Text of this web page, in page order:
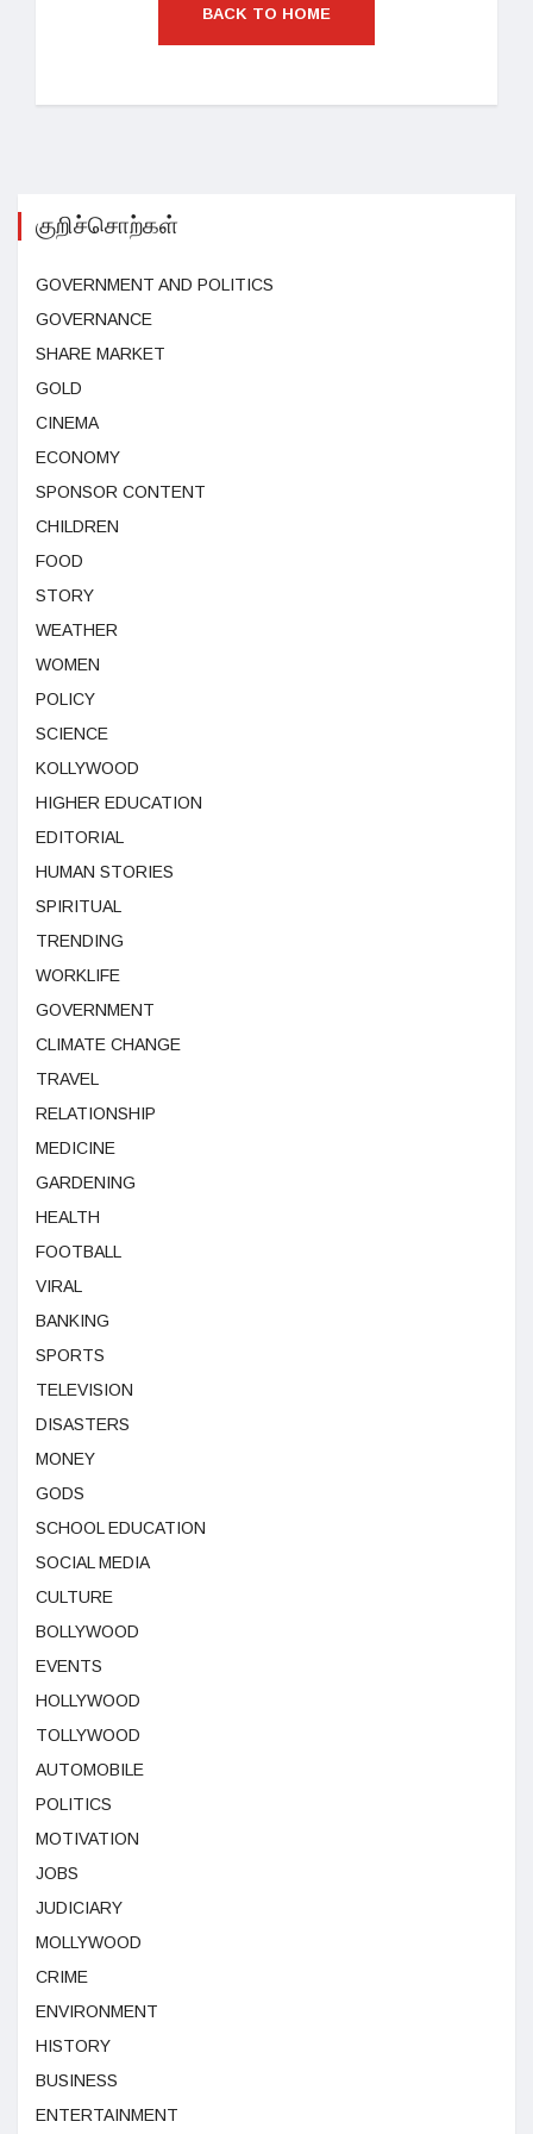
BACK TO HOME
குறிச்சொற்கள்
GOVERNMENT AND POLITICS
GOVERNANCE
SHARE MARKET
GOLD
CINEMA
ECONOMY
SPONSOR CONTENT
CHILDREN
FOOD
STORY
WEATHER
WOMEN
POLICY
SCIENCE
KOLLYWOOD
HIGHER EDUCATION
EDITORIAL
HUMAN STORIES
SPIRITUAL
TRENDING
WORKLIFE
GOVERNMENT
CLIMATE CHANGE
TRAVEL
RELATIONSHIP
MEDICINE
GARDENING
HEALTH
FOOTBALL
VIRAL
BANKING
SPORTS
TELEVISION
DISASTERS
MONEY
GODS
SCHOOL EDUCATION
SOCIAL MEDIA
CULTURE
BOLLYWOOD
EVENTS
HOLLYWOOD
TOLLYWOOD
AUTOMOBILE
POLITICS
MOTIVATION
JOBS
JUDICIARY
MOLLYWOOD
CRIME
ENVIRONMENT
HISTORY
BUSINESS
ENTERTAINMENT